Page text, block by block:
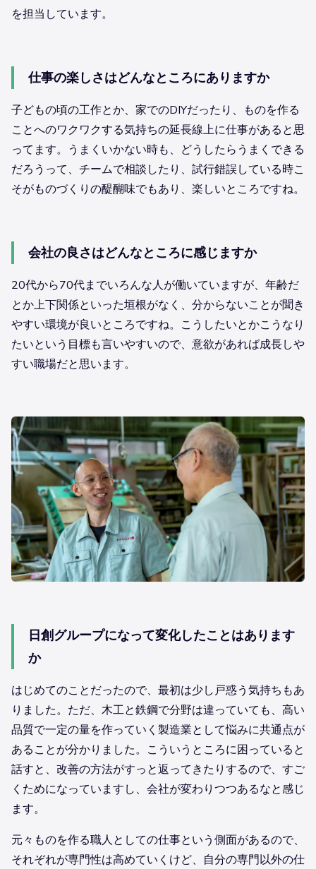
を担当しています。
仕事の楽しさはどんなところにありますか
子どもの頃の工作とか、家でのDIYだったり、ものを作る
ことへのワクワクする気持ちの延長線上に仕事があると思
ってます。うまくいかない時も、どうしたらうまくできる
だろうって、チームで相談したり、試行錯誤している時こ
そがものづくりの醍醐味でもあり、楽しいところですね。
会社の良さはどんなところに感じますか
20代から70代までいろんな人が働いていますが、年齢だ
とか上下関係といった垣根がなく、分からないことが聞き
やすい環境が良いところですね。こうしたいとかこうなり
たいという目標も言いやすいので、意欲があれば成長しや
すい職場だと思います。
日創グループになって変化したことはあります
か
はじめてのことだったので、最初は少し戸惑う気持ちもあ
りました。ただ、木工と鉄鋼で分野は違っていても、高い
品質で一定の量を作っていく製造業として悩みに共通点が
あることが分かりました。こういうところに困っていると
話すと、改善の方法がすっと返ってきたりするので、すご
くためになっていますし、会社が変わりつつあるなと感じ
ます。
元々ものを作る職人としての仕事という側面があるので、
それぞれが専門性は高めていくけど、自分の専門以外の仕